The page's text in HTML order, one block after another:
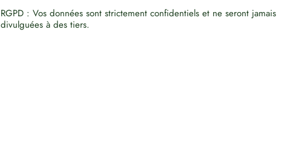
RGPD : Vos données sont strictement confidentiels et ne seront jamais
divulguées à des tiers.